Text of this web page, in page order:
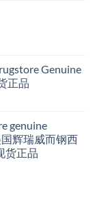
Genuine
正品
genuine
辉瑞威而钢西
货正品